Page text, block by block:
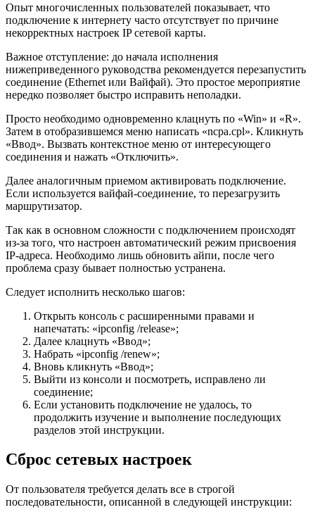
Опыт многочисленных пользователей показывает, что
подключение к интернету часто отсутствует по причине
некорректных настроек IP сетевой карты.
Важное отступление: до начала исполнения
нижеприведенного руководства рекомендуется перезапустить
соединение (Ethernet или Вайфай). Это простое мероприятие
нередко позволяет быстро исправить неполадки.
Просто необходимо одновременно клацнуть по «Win» и «R».
Затем в отобразившемся меню написать «ncpa.cpl». Кликнуть
«Ввод». Вызвать контекстное меню от интересующего
соединения и нажать «Отключить».
Далее аналогичным приемом активировать подключение.
Если используется вайфай-соединение, то перезагрузить
маршрутизатор.
Так как в основном сложности с подключением происходят
из-за того, что настроен автоматический режим присвоения
IP-адреса. Необходимо лишь обновить айпи, после чего
проблема сразу бывает полностью устранена.
Следует исполнить несколько шагов:
Открыть консоль с расширенными правами и
напечатать: «ipconfig /release»;
Далее клацнуть «Ввод»;
Набрать «ipconfig /renew»;
Вновь кликнуть «Ввод»;
Выйти из консоли и посмотреть, исправлено ли
соединение;
Если установить подключение не удалось, то
продолжить изучение и выполнение последующих
разделов этой инструкции.
Сброс сетевых настроек
От пользователя требуется делать все в строгой
последовательности, описанной в следующей инструкции: